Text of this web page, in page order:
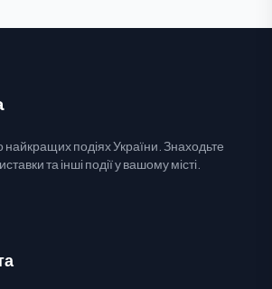
найкращих подіях України. Знаходьте
та інші події у вашому місті.